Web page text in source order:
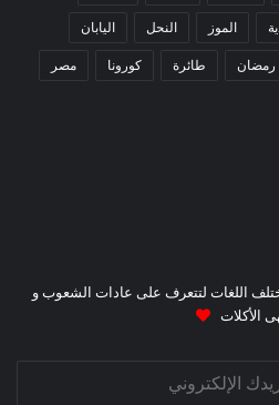
الموز النحل
اليابان
رمضان طائرة كورونا مصر
اللغات لتتعرف على عادات الشعوب و
الأكلات